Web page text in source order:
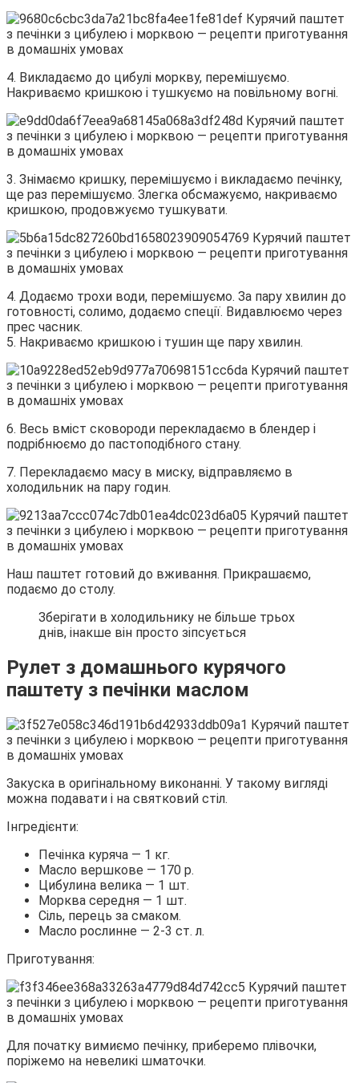
4. Викладаємо до цибулі моркву, перемішуємо.
Накриваємо кришкою і тушкуємо на повільному вогні.
3. Знімаємо кришку, перемішуємо і викладаємо печінку,
ще раз перемішуємо. Злегка обсмажуємо, накриваємо
кришкою, продовжуємо тушкувати.
4. Додаємо трохи води, перемішуємо. За пару хвилин до
готовності, солимо, додаємо спеції. Видавлюємо через
прес часник.
5. Накриваємо кришкою і тушин ще пару хвилин.
6. Весь вміст сковороди перекладаємо в блендер і
подрібнюємо до пастоподібного стану.
7. Перекладаємо масу в миску, відправляємо в
холодильник на пару годин.
Наш паштет готовий до вживання. Прикрашаємо,
подаємо до столу.
Зберігати в холодильнику не більше трьох
днів, інакше він просто зіпсується
Рулет з домашнього курячого
паштету з печінки маслом
Закуска в оригінальному виконанні. У такому вигляді
можна подавати і на святковий стіл.
Інгредієнти:
Печінка куряча — 1 кг.
Масло вершкове — 170 р.
Цибулина велика — 1 шт.
Морква середня — 1 шт.
Сіль, перець за смаком.
Масло рослинне — 2-3 ст. л.
Приготування:
Для початку вимиємо печінку, приберемо плівочки,
поріжемо на невеликі шматочки.